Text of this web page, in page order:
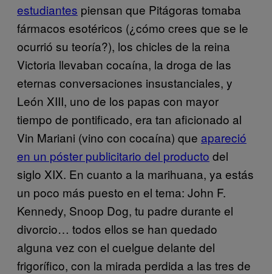
estudiantes piensan que Pitágoras tomaba
fármacos esotéricos (¿cómo crees que se le
ocurrió su teoría?), los chicles de la reina
Victoria llevaban cocaína, la droga de las
eternas conversaciones insustanciales, y
León XIII, uno de los papas con mayor
tiempo de pontificado, era tan aficionado al
Vin Mariani (vino con cocaína) que apareció
en un póster publicitario del producto del
siglo XIX. En cuanto a la marihuana, ya estás
un poco más puesto en el tema: John F.
Kennedy, Snoop Dog, tu padre durante el
divorcio… todos ellos se han quedado
alguna vez con el cuelgue delante del
frigorífico, con la mirada perdida a las tres de